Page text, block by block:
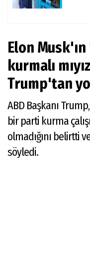
Elon
kurmalı
Trump'tan
ABD Başkanı
bir parti kurma
olmadığını belirtti
söyledi.